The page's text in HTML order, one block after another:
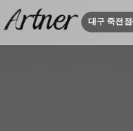
대구 죽전점